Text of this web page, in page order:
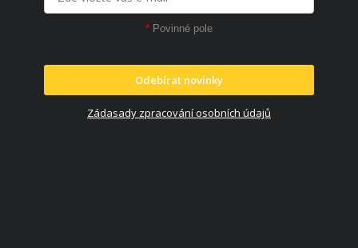
* Povinné pole
Odebírat novinky
Zádasady zpracování osobních údajů